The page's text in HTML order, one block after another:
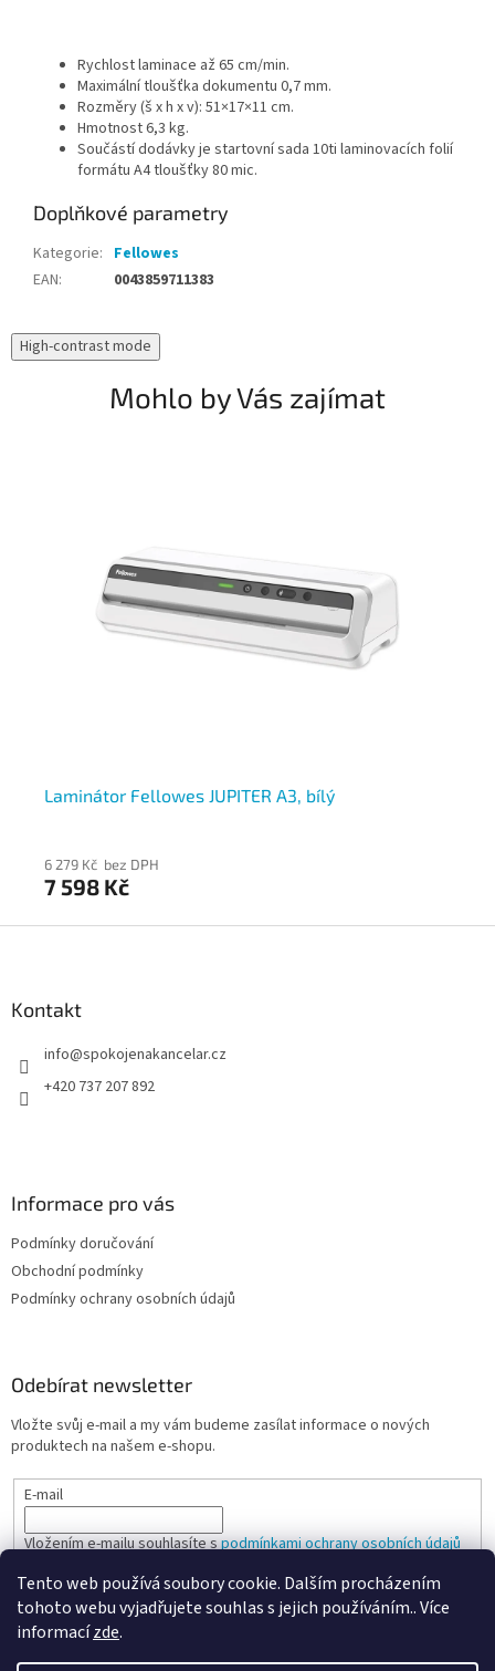
Tento web používá soubory cookie. Dalším procházením
tohoto webu vyjadřujete souhlas s jejich používáním.. Více
informacízde.
Rychlost laminace až 65 cm/min.
Maximální tloušťka dokumentu 0,7 mm.
Rozměry (š x h x v): 51×17×11 cm.
Hmotnost 6,3 kg.
Součástí dodávky je startovní sada 10ti laminovacích folií
formátu A4 tloušťky 80 mic.
Doplňkové parametry
Kategorie: Fellowes
EAN: 0043859711383
High-contrast mode
Mohlo by Vás zajímat
Laminátor Fellowes JUPITER A3, bílý
6 279 Kč bez DPH
7 598 Kč
Kontakt
info@spokojenakancelar.cz
+420 737 207 892
Informace pro vás
Podmínky doručování
Obchodní podmínky
Podmínky ochrany osobních údajů
Odebírat newsletter
Vložte svůj e-mail a my vám budeme zasílat informace o nových
produktech na našem e-shopu.
E-mail
Vložením e-mailu souhlasíte spodmínkami ochrany osobních údajů
PŘIHLÁSIT SE